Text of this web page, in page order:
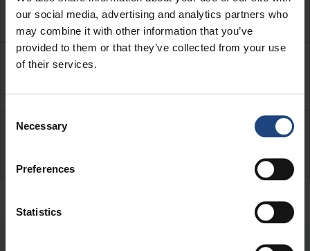
our social media, advertising and analytics partners who
may combine it with other information that you’ve
provided to them or that they’ve collected from your use
of their services.
Selection
Necessary
Preferences
Statistics
dresiranim psom?
Gdje mogu pronaći informacije o
Koliko iznosi cijena prijevoza kućnog